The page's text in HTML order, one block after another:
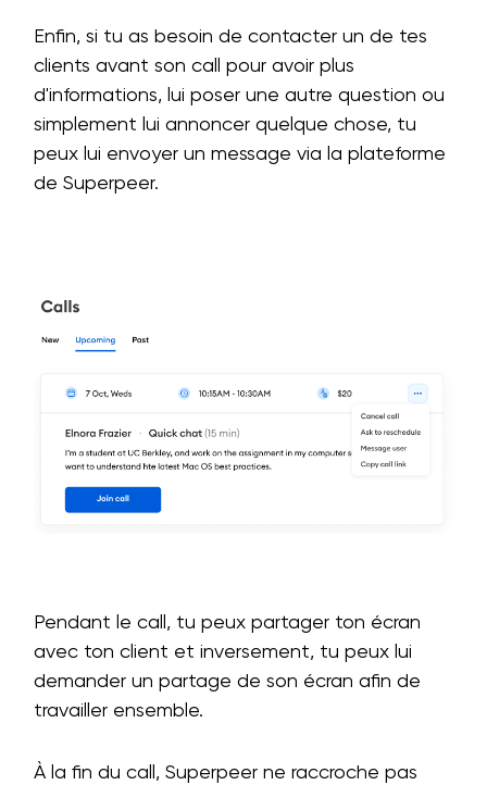
Enfin, si tu as besoin de contacter un de tes
clients avant son call pour avoir plus
d'informations, lui poser une autre question ou
simplement lui annoncer quelque chose, tu
peux lui envoyer un message via la plateforme
de Superpeer.
Pendant le call, tu peux partager ton écran
avec ton client et inversement, tu peux lui
demander un partage de son écran afin de
travailler ensemble.
À la fin du call, Superpeer ne raccroche pas